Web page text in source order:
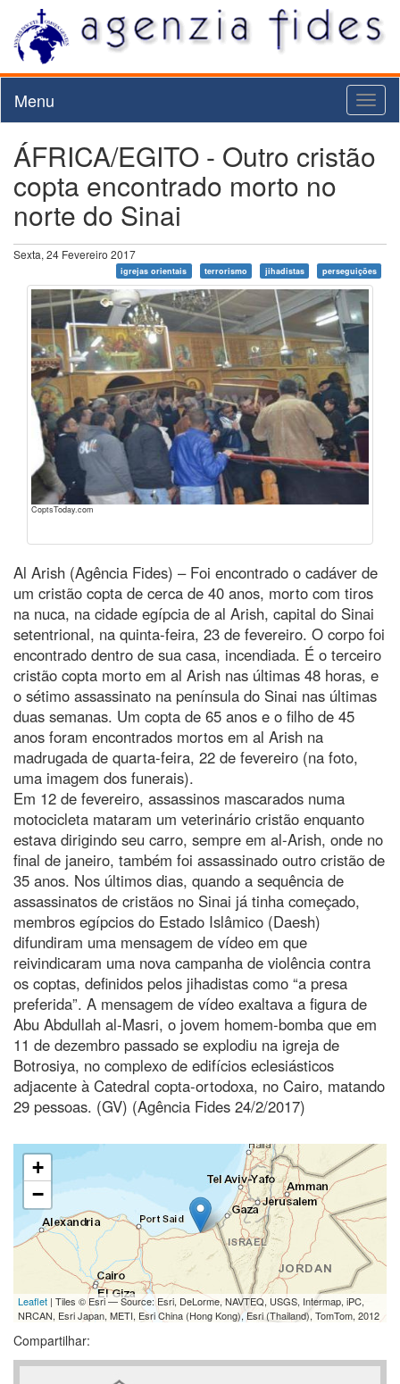
Menu
ÁFRICA/EGITO - Outro cristão
copta encontrado morto no
norte do Sinai
Sexta, 24 Fevereiro 2017
igrejas orientais terrorismo jihadistas perseguições
CoptsToday.com
Al Arish (Agência Fides) – Foi encontrado o cadáver de
um cristão copta de cerca de 40 anos, morto com tiros
na nuca, na cidade egípcia de al Arish, capital do Sinai
setentrional, na quinta-feira, 23 de fevereiro. O corpo foi
encontrado dentro de sua casa, incendiada. É o terceiro
cristão copta morto em al Arish nas últimas 48 horas, e
o sétimo assassinato na península do Sinai nas últimas
duas semanas. Um copta de 65 anos e o filho de 45
anos foram encontrados mortos em al Arish na
madrugada de quarta-feira, 22 de fevereiro (na foto,
uma imagem dos funerais).
Em 12 de fevereiro, assassinos mascarados numa
motocicleta mataram um veterinário cristão enquanto
estava dirigindo seu carro, sempre em al-Arish, onde no
final de janeiro, também foi assassinado outro cristão de
35 anos. Nos últimos dias, quando a sequência de
assassinatos de cristãos no Sinai já tinha começado,
membros egípcios do Estado Islâmico (Daesh)
difundiram uma mensagem de vídeo em que
reivindicaram uma nova campanha de violência contra
os coptas, definidos pelos jihadistas como “a presa
preferida”. A mensagem de vídeo exaltava a figura de
Abu Abdullah al-Masri, o jovem homem-bomba que em
11 de dezembro passado se explodiu na igreja de
Botrosiya, no complexo de edifícios eclesiásticos
adjacente à Catedral copta-ortodoxa, no Cairo, matando
29 pessoas. (GV) (Agência Fides 24/2/2017)
+
−
Leaflet | Tiles © Esri — Source: Esri, DeLorme, NAVTEQ, USGS, Intermap, iPC,
NRCAN, Esri Japan, METI, Esri China (Hong Kong), Esri (Thailand), TomTom, 2012
Compartilhar: